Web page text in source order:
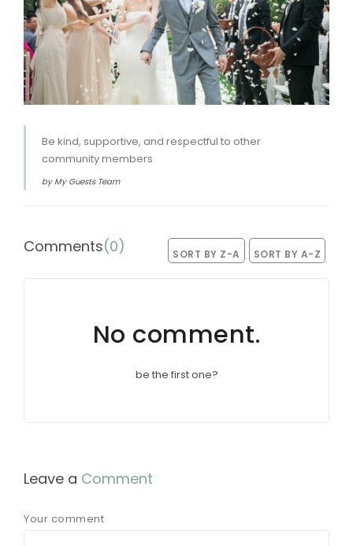
Be kind, supportive, and respectful to other
community members
by My Guests Team
Comments(0) SORT BY A-Z
SORT BY Z-A
No comment.
be the first one?
Leave a Comment
Your comment